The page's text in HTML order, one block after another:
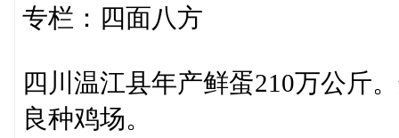
专栏：四面八方
四川温江县年产鲜蛋210万公斤
良种鸡场。